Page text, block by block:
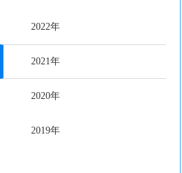
2022年
2021年
2020年
2019年